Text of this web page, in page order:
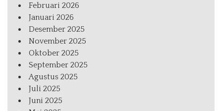
Februari 2026
Januari 2026
Desember 2025
November 2025
Oktober 2025
September 2025
Agustus 2025
Juli 2025
Juni 2025